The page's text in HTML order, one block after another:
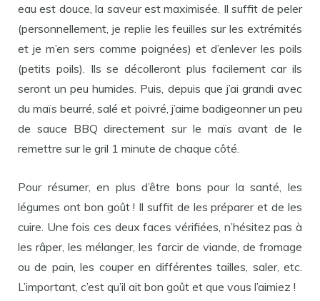
eau est douce, la saveur est maximisée. Il suffit de peler
(personnellement, je replie les feuilles sur les extrémités
et je m’en sers comme poignées) et d’enlever les poils
(petits poils). Ils se décolleront plus facilement car ils
seront un peu humides. Puis, depuis que j’ai grandi avec
du maïs beurré, salé et poivré, j’aime badigeonner un peu
de sauce BBQ directement sur le maïs avant de le
remettre sur le gril 1 minute de chaque côté.
Pour résumer, en plus d’être bons pour la santé, les
légumes ont bon goût ! Il suffit de les préparer et de les
cuire. Une fois ces deux faces vérifiées, n’hésitez pas à
les râper, les mélanger, les farcir de viande, de fromage
ou de pain, les couper en différentes tailles, saler, etc.
L’important, c’est qu’il ait bon goût et que vous l’aimiez !